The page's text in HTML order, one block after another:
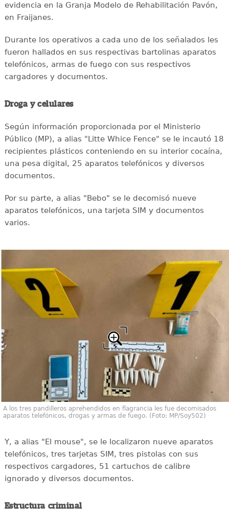
evidencia en la Granja Modelo de Rehabilitación Pavón,
en Fraijanes.
Durante los operativos a cada uno de los señalados les
fueron hallados en sus respectivas bartolinas aparatos
telefónicos, armas de fuego con sus respectivos
cargadores y documentos.
Droga y celulares
Según información proporcionada por el Ministerio
Público (MP), a alias "Litte Whice Fence" se le incautó 18
recipientes plásticos conteniendo en su interior cocaína,
una pesa digital, 25 aparatos telefónicos y diversos
documentos.
Por su parte, a alias "Bebo" se le decomisó nueve
aparatos telefónicos, una tarjeta SIM y documentos
varios.
A los tres pandilleros aprehendidos en flagrancia les fue decomisados
aparatos telefónicos, drogas y armas de fuego. (Foto: MP/Soy502)
Y, a alias "El mouse", se le localizaron nueve aparatos
telefónicos, tres tarjetas SIM, tres pistolas con sus
respectivos cargadores, 51 cartuchos de calibre
ignorado y diversos documentos.
Estructura criminal